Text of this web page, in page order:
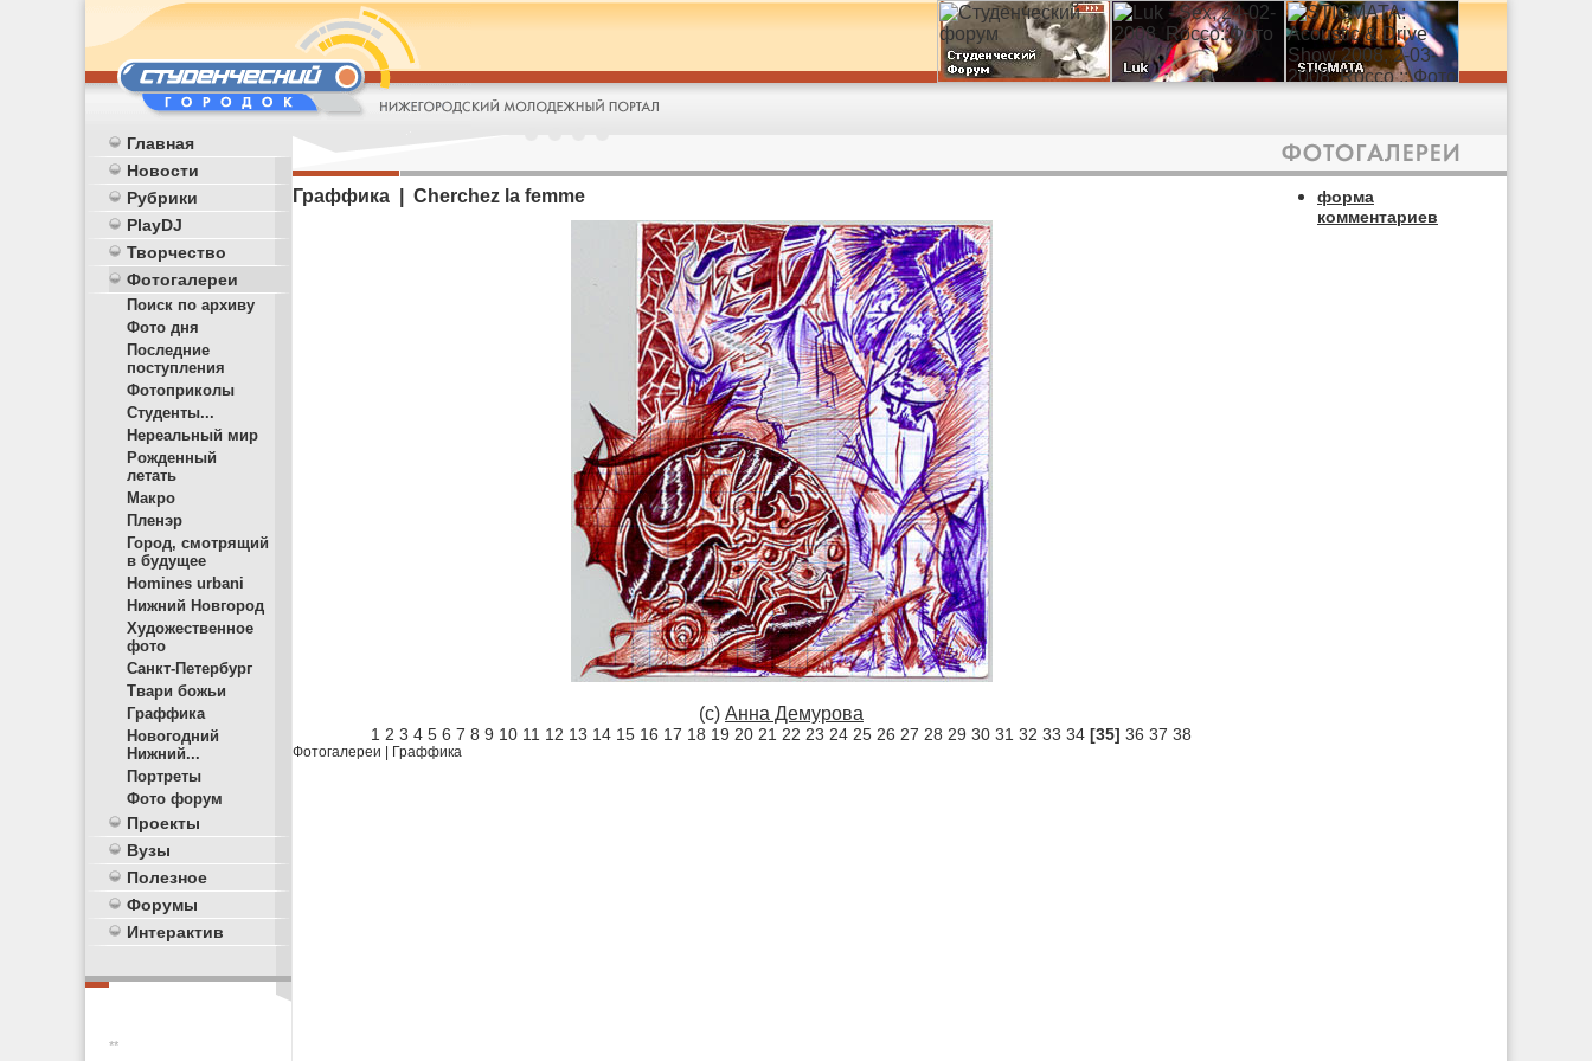
Главная
Новости
Рубрики
PlayDJ
Творчество
Фотогалереи
Поиск по архиву
Фото дня
Последние
поступления
Фотоприколы
Студенты...
Нереальный мир
Рожденный
летать
Макро
Пленэр
Город, смотрящий
в будущее
Homines urbani
Нижний Новгород
Художественное
фото
Санкт-Петербург
Твари божьи
Граффика
Новогодний
Нижний...
Портреты
Фото форум
Проекты
Вузы
Полезное
Форумы
Интерактив
**
Граффика | Cherchez la femme
(c) Анна Демурова
1 2 3 4 5 6 7 8 9 10 11 12 13 14 15 16 17 18 19 20 21 22 23 24 25 26 27 28 29 30 31 32 33 34 [35] 36 37 38
Фотогалереи Граффика
форма
комментариев